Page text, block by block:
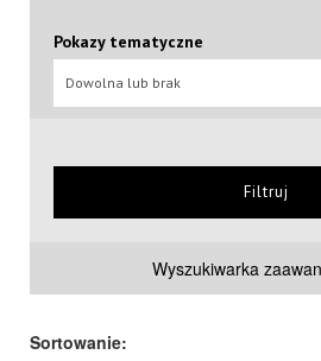
Pokazy tematyczne
Dowolna lub brak
Filtruj
Wyszukiwarka
Sortowanie: